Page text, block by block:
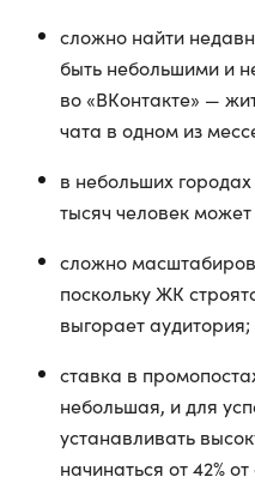
сложно найти
быть небольшими и
во «ВКонтакте» —
чата в одном из
в небольших
тысяч человек
сложно
поскольку ЖК
выгорает аудитория;
ставка в
небольшая, и для
устанавливать
начинаться от 42%